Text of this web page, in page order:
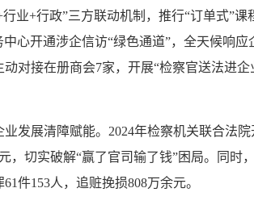
业+行政”三方联动机制，推行“订单式”课
心开通涉企信访“绿色通道”，全天候响应
对接在册商会7家，开展“检察官送法进企
发展清障赋能。2024年检察机关联合法院
切实破解“赢了官司输了钱”困局。同时
件153人，追赃挽损808万余元。